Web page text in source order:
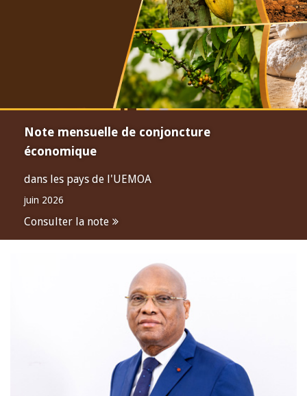
Note mensuelle de conjoncture
économique
dans les pays de l'UEMOA
juin 2026
Consulter la note